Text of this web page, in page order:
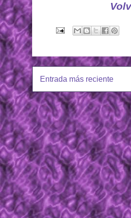
Entrada más reciente